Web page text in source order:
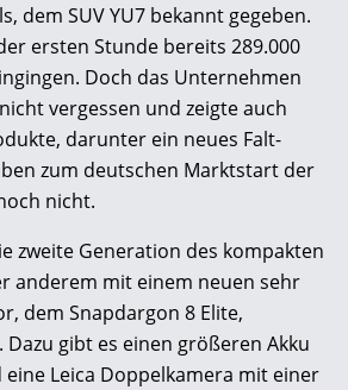
dem SUV YU7 bekannt gegeben.
ersten Stunde bereits 289.000
Doch das Unternehmen
vergessen und zeigte auch
darunter ein neues Falt-
zum deutschen Marktstart der
nicht.
zweite Generation des kompakten
anderem mit einem neuen sehr
dem Snapdargon 8 Elite,
gibt es einen größeren Akku
eine Leica Doppelkamera mit einer